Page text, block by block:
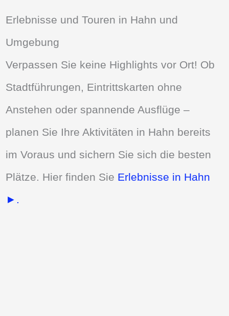
Erlebnisse und Touren in Hahn und
Umgebung
Verpassen Sie keine Highlights vor Ort! Ob
Stadtführungen, Eintrittskarten ohne
Anstehen oder spannende Ausflüge –
planen Sie Ihre Aktivitäten in Hahn bereits
im Voraus und sichern Sie sich die besten
Plätze. Hier finden Sie Erlebnisse in Hahn
►.